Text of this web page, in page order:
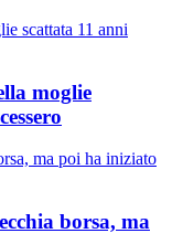
moglie
borsa, ma